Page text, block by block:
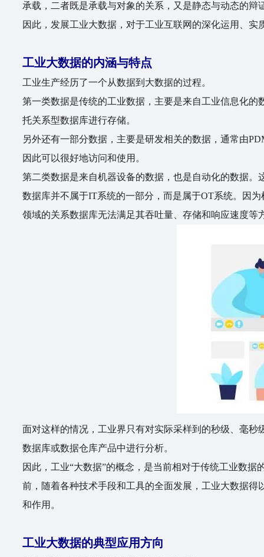
承载，二者既是承载与对象的关系，又是静态与动态的辩
因此，发展工业大数据，对于工业互联网的深化运用、
工业大数据的内涵与特点
工业生产经历了一个从数据到大数据的过程。
第一类数据是传统的工业数据，主要是来自工业信息化
托关系型数据库进行存储。
另外还有一部分数据，主要是研发相关的数据，通常由
因此可以很好地访问和使用。
第二类数据是来自机器设备的数据，也是自动化的数据
数据库并不属于IT系统的一部分，而是属于OT系统。因
领域的关系数据库无法满足其吞吐量、存储和响应速度
面对这样的情况，工业界只有对实际采样到的秒级、毫
数据库或数据仓库产品中进行分析。
因此，工业“大数据”的概念，是当前相对于传统工业数
前，随着各种技术手段和工具的全面发展，工业大数据
和作用。
工业大数据的典型应用方向